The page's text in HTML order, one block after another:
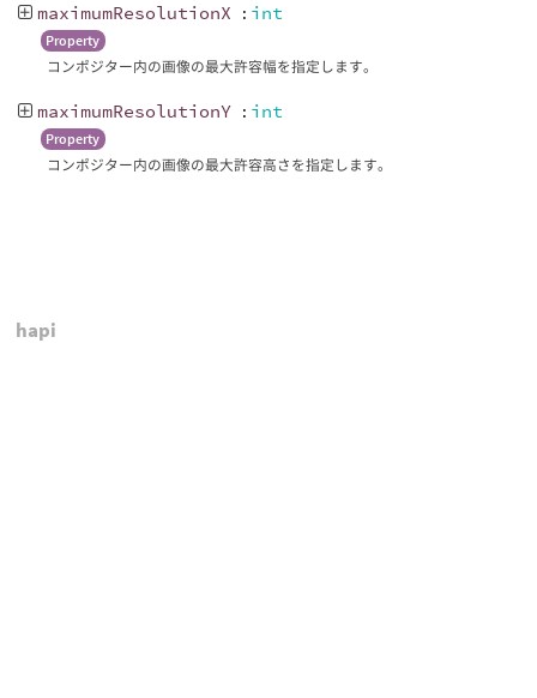
maximumResolutionX : int
Property
コンポジター内の画像の最大許容幅を指定します。
maximumResolutionY : int
Property
コンポジター内の画像の最大許容高さを指定します。
hapi